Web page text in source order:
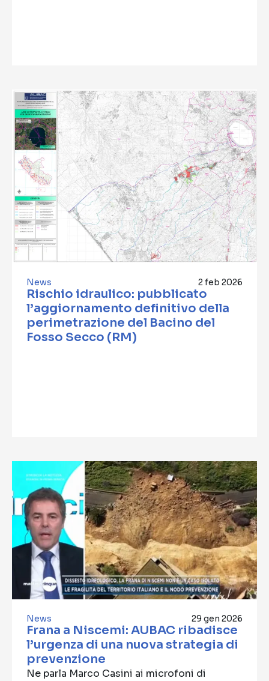
News 2 feb 2026
Rischio idraulico: pubblicato
l’aggiornamento definitivo della
perimetrazione del Bacino del
Fosso Secco (RM)
News 29 gen 2026
Frana a Niscemi: AUBAC ribadisce
l’urgenza di una nuova strategia di
prevenzione
Ne parla Marco Casini ai microfoni di